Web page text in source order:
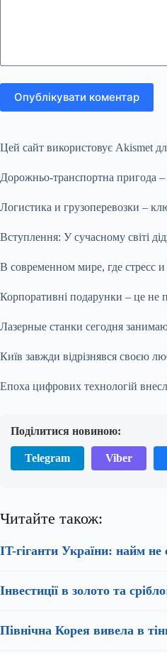
Опублікувати коментар
Цей сайт використовує Akismet
Дорожньо-транспортна пригода –
Логистика и грузоперевозки –
Вступлення: У сучасному світі
В современном мире, где стресс
Корпоративні подарунки – це не
Лазерные станки сегодня
Київ завжди відрізнявся своєю
Епоха цифрових технологій
Поділитися новиною:
Telegram Viber
Читайте також:
IT-гіганти України: найм не
Інвестиції в золото та
Північна Корея вивела в